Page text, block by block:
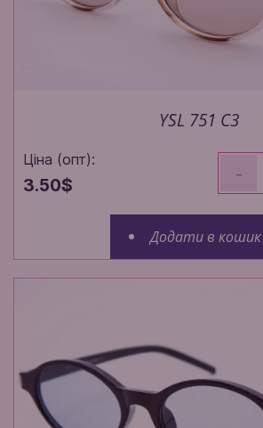
YSL 751 C3
Ціна (опт):
3.50$
-
Додати в кошик